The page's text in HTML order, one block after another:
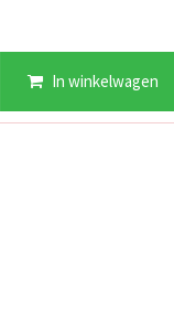
In winkelwagen